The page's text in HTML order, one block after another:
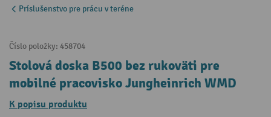
Príslušenstvo pre prácu v teréne
Číslo položky: 458704
Stolová doska B500 bez rukoväti pre
mobilné pracovisko Jungheinrich WMD
K popisu produktu